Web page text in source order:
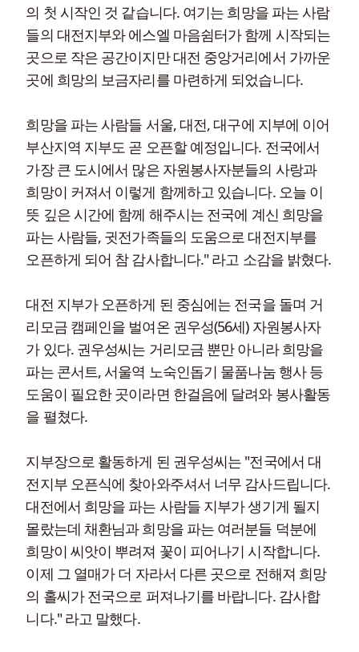
의 첫 시작인 것 같습니다. 여기는 희망을 파는 사람
들의 대전지부와 에스엘 마음쉼터가 함께 시작되는
곳으로 작은 공간이지만 대전 중앙거리에서 가까운
곳에 희망의 보금자리를 마련하게 되었습니다.
희망을 파는 사람들 서울, 대전, 대구에 지부에 이어
부산지역 지부도 곧 오픈할 예정입니다. 전국에서
가장 큰 도시에서 많은 자원봉사자분들의 사랑과
희망이 커져서 이렇게 함께하고 있습니다. 오늘 이
뜻 깊은 시간에 함께 해주시는 전국에 계신 희망을
파는 사람들, 귓전가족들의 도움으로 대전지부를
오픈하게 되어 참 감사합니다." 라고 소감을 밝혔다.
대전 지부가 오픈하게 된 중심에는 전국을 돌며 거
리모금 캠페인을 벌여온 권우성(56세) 자원봉사자
가 있다. 권우성씨는 거리모금 뿐만 아니라 희망을
파는 콘서트, 서울역 노숙인돕기 물품나눔 행사 등
도움이 필요한 곳이라면 한걸음에 달려와 봉사활동
을 펼쳤다.
지부장으로 활동하게 된 권우성씨는 "전국에서 대
전지부 오픈식에 찾아와주셔서 너무 감사드립니다.
대전에서 희망을 파는 사람들 지부가 생기게 될지
몰랐는데 채환님과 희망을 파는 여러분들 덕분에
희망이 씨앗이 뿌려져 꽃이 피어나기 시작합니다.
이제 그 열매가 더 자라서 다른 곳으로 전해져 희망
의 홀씨가 전국으로 퍼져나기를 바랍니다. 감사합
니다." 라고 말했다.